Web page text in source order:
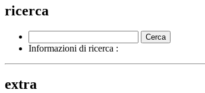
ricerca
Informazioni di ricerca :
extra